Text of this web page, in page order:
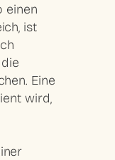
einen
ist
Eine
wird,